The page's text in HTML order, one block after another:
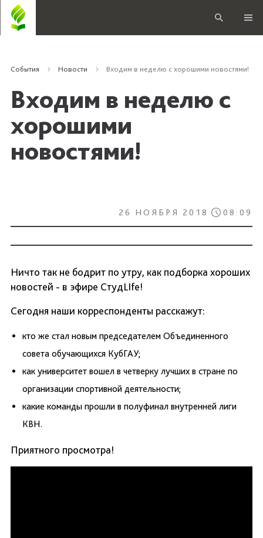
События Новости Входим в неделю с хорошими новостями!
Входим в неделю с
хорошими
новостями!
26 НОЯБРЯ 2018 08:09
Ничто так не бодрит по утру, как подборка хороших
новостей - в эфире СтудLIfe!
Сегодня наши корреспонденты расскажут:
кто же стал новым председателем Объединенного
совета обучающихся КубГАУ;
как университет вошел в четверку лучших в стране по
организации спортивной деятельности;
какие команды прошли в полуфинал внутренней лиги
КВН.
Приятного просмотра!